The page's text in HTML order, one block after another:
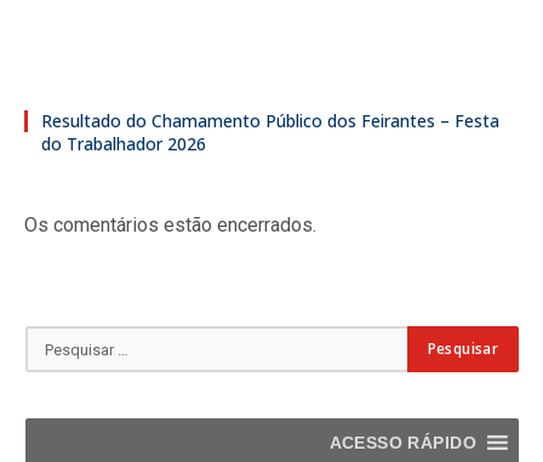
Resultado do Chamamento Público dos Feirantes – Festa
do Trabalhador 2026
Os comentários estão encerrados.
ACESSO RÁPIDO